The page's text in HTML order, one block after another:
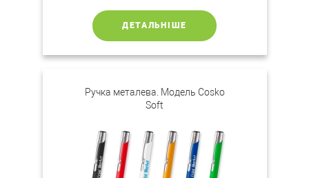
ДЕТАЛЬНІШЕ
Ручка металева. Модель Cosko
Soft